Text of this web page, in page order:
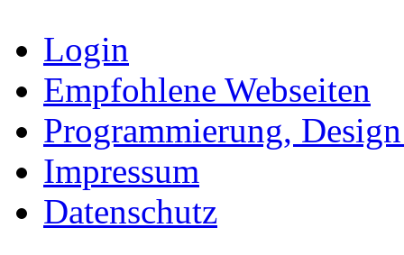
Login
Empfohlene Webseiten
Programmierung,
Impressum
Datenschutz